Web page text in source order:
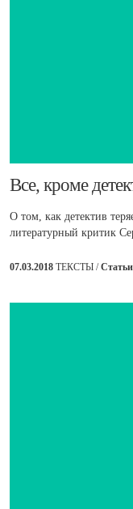
Все, кроме
О том, как детектив
литературный критик
07.03.2018 ТЕКСТЫ /Статьи